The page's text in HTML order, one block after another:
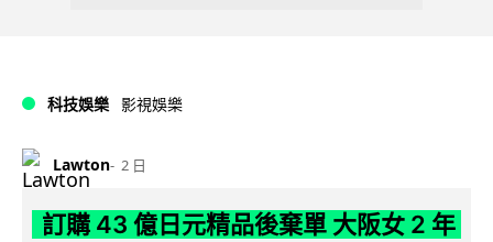
科技娛樂 影視娛樂
Lawton 2 日
訂購 43 億日元精品後棄單 大阪女 2 年